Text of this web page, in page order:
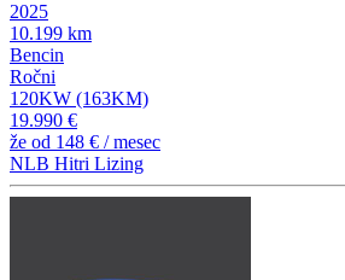
2025
10.199 km
Bencin
Ročni
120KW (163KM)
19.990 €
že od 148 € / mesec
NLB Hitri Lizing